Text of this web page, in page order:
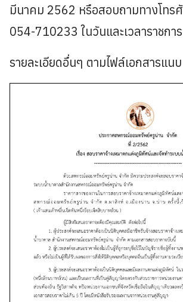
มีนาคม 2562 หรือสอบถามทางโทร
054-710233 ในวันและเวลาราชการ
รายละเอียดอื่นๆ ตามไฟล์เอกสารแนบ